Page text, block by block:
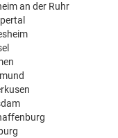
an der Ruhr